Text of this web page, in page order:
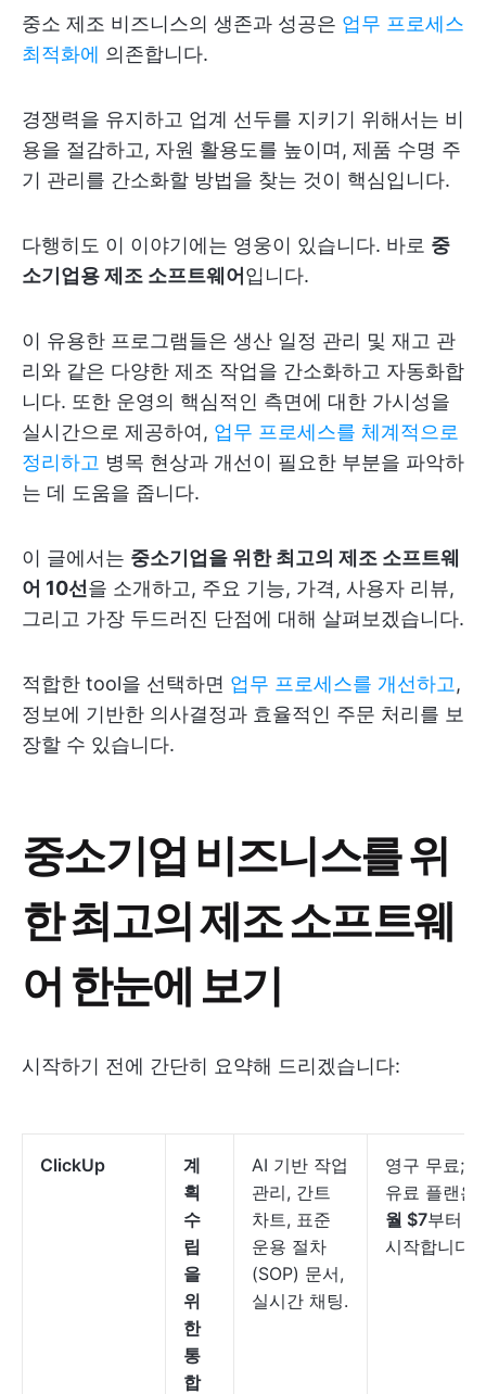
중소 제조 비즈니스의 생존과 성공은 업무 프로세스
최적화에 의존합니다.
경쟁력을 유지하고 업계 선두를 지키기 위해서는 비
용을 절감하고, 자원 활용도를 높이며, 제품 수명 주
기 관리를 간소화할 방법을 찾는 것이 핵심입니다.
다행히도 이 이야기에는 영웅이 있습니다. 바로 중
소기업용 제조 소프트웨어 입니다.
이 유용한 프로그램들은 생산 일정 관리 및 재고 관
리와 같은 다양한 제조 작업을 간소화하고 자동화합
니다. 또한 운영의 핵심적인 측면에 대한 가시성을
실시간으로 제공하여, 업무 프로세스를 체계적으로
정리하고 병목 현상과 개선이 필요한 부분을 파악하
는 데 도움을 줍니다.
이 글에서는 중소기업을 위한 최고의 제조 소프트웨
어 10선 을 소개하고, 주요 기능, 가격, 사용자 리뷰,
그리고 가장 두드러진 단점에 대해 살펴보겠습니다.
적합한 tool을 선택하면 업무 프로세스를 개선하고 ,
정보에 기반한 의사결정과 효율적인 주문 처리를 보
장할 수 있습니다.
중소기업 비즈니스를 위
한 최고의 제조 소프트웨
어 한눈에 보기
시작하기 전에 간단히 요약해 드리겠습니다:
ClickUp
계
획
수
립
을
위
한
통
합
AI 기반 작업
관리, 간트
차트, 표준
운용 절차
(SOP) 문서,
실시간 채팅.
영구 무료;
유료 플랜은
월 $7부터
시작합니다